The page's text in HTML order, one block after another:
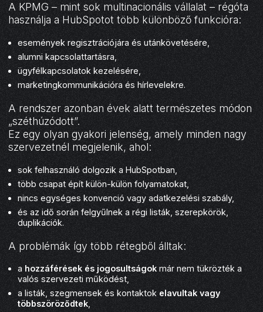
A KPMG – mint sok multinacionális vállalat – régóta
használja a HubSpotot több különböző funkcióra:
események regisztrációjára és utánkövetésére,
alumni kapcsolattartásra,
ügyfélkapcsolatok kezelésére,
marketingkommunikációra és hírlevelekre.
A rendszer azonban évek alatt természetes módon
„széthúzódott”.
Ez egy olyan gyakori jelenség, amely minden nagy
szervezetnél megjelenik, ahol:
sok felhasználó dolgozik a HubSpotban,
több csapat épít külön-külön folyamatokat,
nincs egységes konvenció vagy adatkezelési szabály,
és az idő során felgyűlnek a régi listák, szerepkörök,
duplikációk.
A problémák így több rétegből álltak:
a hozzáférések és jogosultságok már nem tükrözték a
valós szervezeti működést,
a listák, szegmensek és kontaktok elavultak vagy
többszöröződtek